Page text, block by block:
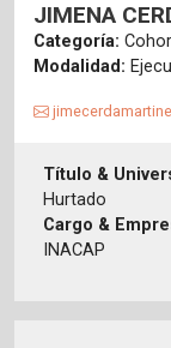
JIMENA
Categoría:
Modalidad:
Título &
Hurtado
Cargo &
INACAP